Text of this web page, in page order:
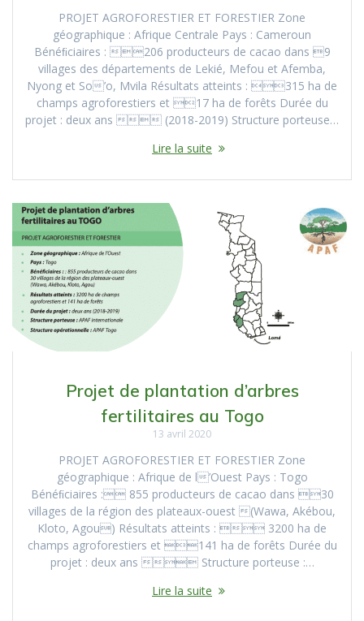
PROJET AGROFORESTIER ET FORESTIER Zone
géographique : Afrique Centrale Pays : Cameroun
Bénéﬁciaires : 206 producteurs de cacao dans 9
villages des départements de Lekié, Mefou et Afemba,
Nyong et So’o, Mvila Résultats atteints : 315 ha de
champs agroforestiers et 17 ha de forêts Durée du
projet : deux ans  (2018-2019) Structure porteuse…
Lire la suite
Projet de plantation d’arbres
fertilitaires au Togo
13 avril 2020
PROJET AGROFORESTIER ET FORESTIER Zone
géographique : Afrique de l’Ouest Pays : Togo
Bénéﬁciaires : 855 producteurs de cacao dans 30
villages de la région des plateaux-ouest (Wawa, Akébou,
Kloto, Agou) Résultats atteints :  3200 ha de
champs agroforestiers et 141 ha de forêts Durée du
projet : deux ans  Structure porteuse :…
Lire la suite